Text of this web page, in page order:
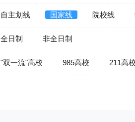
自主划线 国家线 院校线
全日制 非全日制
"双一流"高校 985高校 211高